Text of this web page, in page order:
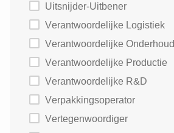
Uitsnijder-Uitbener
Verantwoordelijke Logistiek
Verantwoordelijke Onderhoud
Verantwoordelijke Productie
Verantwoordelijke R&D
Verpakkingsoperator
Vertegenwoordiger